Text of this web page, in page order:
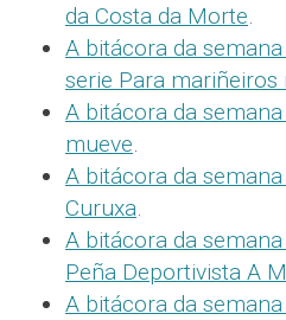
da Costa da Morte.
A bitácora da
serie Para mariñeiros
A bitácora da
mueve.
A bitácora da
Curuxa.
A bitácora da
Peña Deportivista A
A bitácora da semana